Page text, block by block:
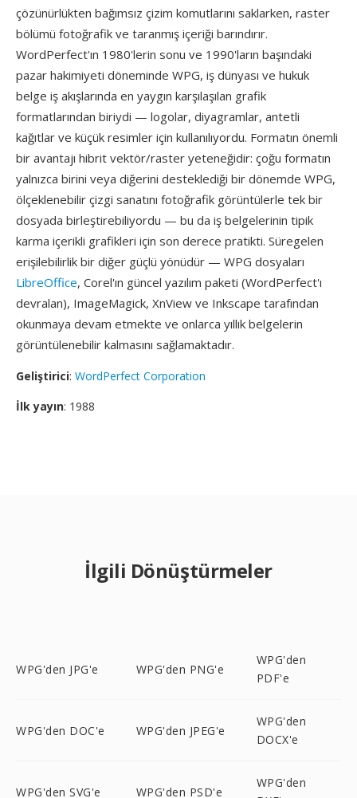
çözünürlükten bağımsız çizim komutlarını saklarken, raster
bölümü fotoğrafik ve taranmış içeriği barındırır.
WordPerfect'ın 1980'lerin sonu ve 1990'ların başındaki
pazar hakimiyeti döneminde WPG, iş dünyası ve hukuk
belge iş akışlarında en yaygın karşılaşılan grafik
formatlarından biriydi — logolar, diyagramlar, antetli
kağıtlar ve küçük resimler için kullanılıyordu. Formatın önemli
bir avantajı hibrit vektör/raster yeteneğidir: çoğu formatın
yalnızca birini veya diğerini desteklediği bir dönemde WPG,
ölçeklenebilir çizgi sanatını fotoğrafik görüntülerle tek bir
dosyada birleştirebiliyordu — bu da iş belgelerinin tipik
karma içerikli grafikleri için son derece pratikti. Süregelen
erişilebilirlik bir diğer güçlü yönüdür — WPG dosyaları
LibreOffice, Corel'ın güncel yazılım paketi (WordPerfect'ı
devralan), ImageMagick, XnView ve Inkscape tarafından
okunmaya devam etmekte ve onlarca yıllık belgelerin
görüntülenebilir kalmasını sağlamaktadır.
Geliştirici: WordPerfect Corporation
İlk yayın: 1988
İlgili Dönüştürmeler
WPG'den JPG'e WPG'den PNG'e
WPG'den
PDF'e
WPG'den DOC'e WPG'den JPEG'e
WPG'den
DOCX'e
WPG'den SVG'e WPG'den PSD'e
WPG'den